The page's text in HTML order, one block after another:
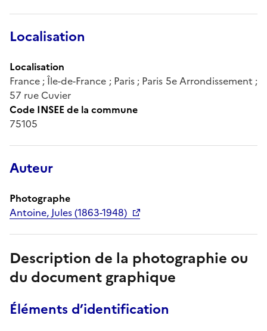
Localisation
Localisation
France ; Île-de-France ; Paris ; Paris 5e Arrondissement ;
57 rue Cuvier
Code INSEE de la commune
75105
Auteur
Photographe
Antoine, Jules (1863-1948)
Description de la photographie ou
du document graphique
Éléments d’identification